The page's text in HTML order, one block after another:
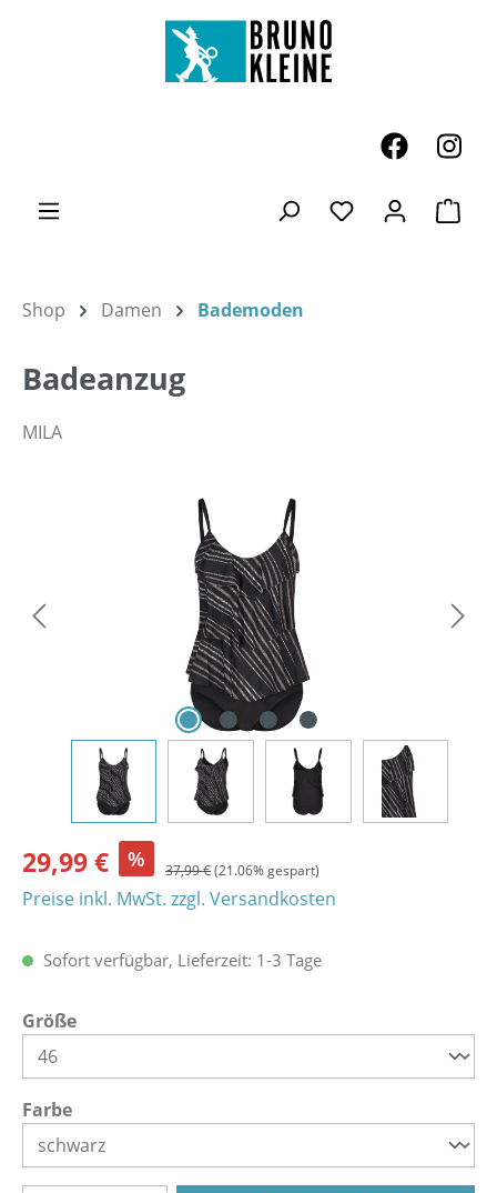
Zum Hauptinhalt springen
Du hast 0
Shop Damen Bademoden
Badeanzug
MILA
Bildergalerie überspringen
29,99 € % 37,99 €(21.06% gespart)
Preise inkl. MwSt. zzgl. Versandkosten
Sofort verfügbar, Lieferzeit: 1-3 Tage
Größeauswählen
Farbeauswählen